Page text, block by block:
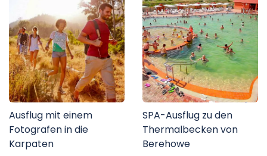
Ausflug mit einem
Fotografen in die
Karpaten
SPA-Ausflug zu den
Thermalbecken von
Berehowe